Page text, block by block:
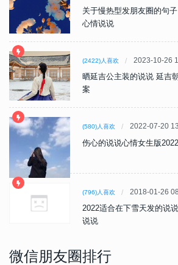
关于慢热型发朋友圈的句
心情说说
(2422)人喜欢 2023-10-26
晒延吉公主装的说说 延吉
案
(580)人喜欢 2022-07-20
伤心的说说心情女生版
(796)人喜欢 2018-01-26
2022适合在下雪天发的说
说说
微信朋友圈排行